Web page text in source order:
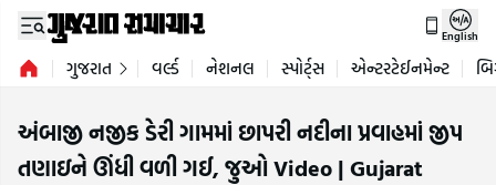
English
ગુજરાત વર્લ્ડ નેશનલ સ્પોર્ટ્સ એન્ટરટેઈનમેન્ટ
અંબાજી નજીક ડેરી ગામમાં છાપરી નદીના પ્રવાહમાં જીપ
તણાઇને ઊંધી વળી ગઈ, જુઓ Video | Gujarat